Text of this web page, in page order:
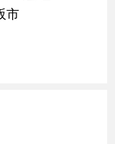
市